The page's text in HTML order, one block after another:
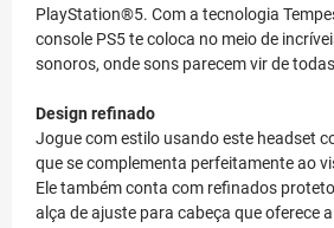
PlayStation®5. Com a tecnologia
console PS5 te coloca no meio de
sonoros, onde sons parecem vir de
Design refinado
Jogue com estilo usando este headset
que se complementa perfeitamente ao
Ele também conta com refinados
alça de ajuste para cabeça que oferece